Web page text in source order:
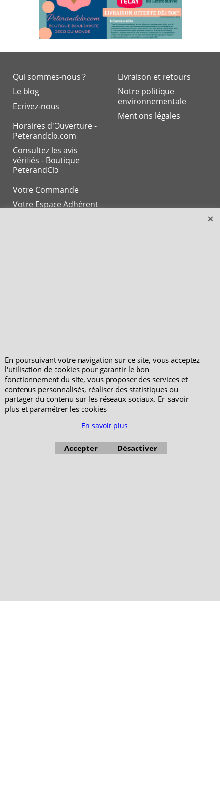
Livraison et retours
Notre politique
environnementale
Mentions légales
Qui sommes-nous ?
Le blog
Ecrivez-nous
Horaires d'Ouverture -
Peterandclo.com
Consultez les avis
vérifiés - Boutique
PeterandClo
Votre Commande
Votre Espace Adhérent
En poursuivant votre navigation sur ce site, vous acceptez
l'utilisation de cookies pour garantir le bon
fonctionnement du site, vous proposer des services et
contenus personnalisés, réaliser des statistiques ou
partager du contenu sur les réseaux sociaux. En savoir
plus et paramétrer les cookies
En savoir plus
Accepter Désactiver